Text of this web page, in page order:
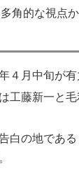
角的な視点か
４月中旬が有
工藤新一と
白の地であ